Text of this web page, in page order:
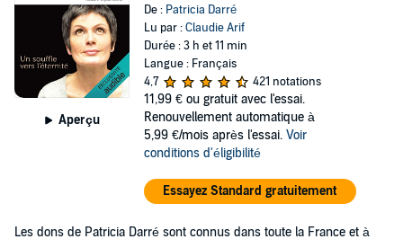
Aperçu
De : Patricia Darré
Lu par :Claudie Arif
Durée : 3 h et 11 min
Langue : Français
4,7
421 notations
11,99 € ou gratuit avec l'essai.
Renouvellement automatique à
5,99 €/mois après l'essai. Voir
conditions d'éligibilité
Essayez Standard gratuitement
Les dons de Patricia Darré sont connus dans toute la France et à